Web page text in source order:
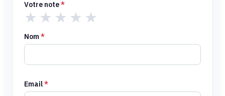
Votre note*
★ ★ ★ ★ ★
Nom*
Email*